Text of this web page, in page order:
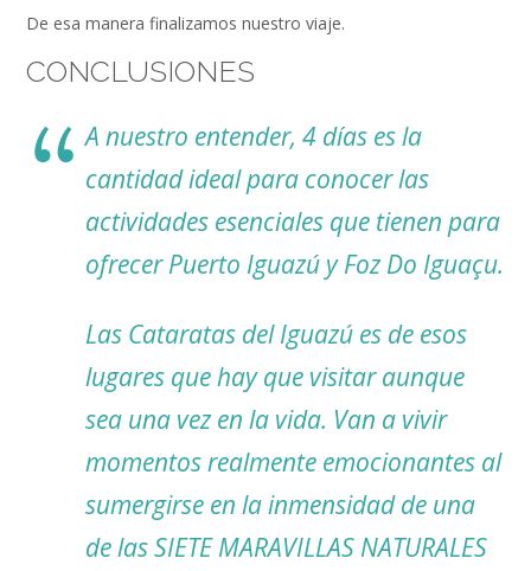
De esa manera finalizamos nuestro viaje.
CONCLUSIONES
A nuestro entender, 4 días es la
cantidad ideal para conocer las
actividades esenciales que tienen para
ofrecer Puerto Iguazú y Foz Do Iguaçu.
Las Cataratas del Iguazú es de esos
lugares que hay que visitar aunque
sea una vez en la vida. Van a vivir
momentos realmente emocionantes al
sumergirse en la inmensidad de una
de las SIETE MARAVILLAS NATURALES